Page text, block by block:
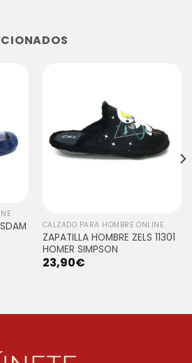
CALZADO PARA HOMBRE ONLINE
ZAPATILLA HOMBRE ZELS 11301
HOMER SIMPSON
23,90€